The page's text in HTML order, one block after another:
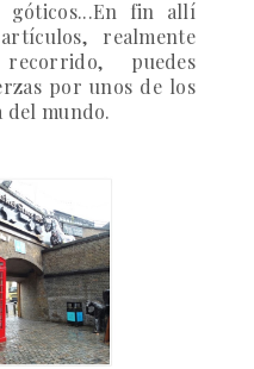
góticos...En fin allí
realmente
recorrido, puedes
por unos de los
del mundo.